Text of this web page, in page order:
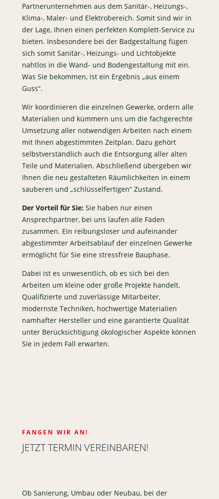
Partnerunternehmen aus dem Sanitär-, Heizungs-,
Klima-, Maler- und Elektrobereich. Somit sind wir in
der Lage, Ihnen einen perfekten Komplett-Service zu
bieten. Insbesondere bei der Badgestaltung fügen
sich somit Sanitär-, Heizungs- und Lichtobjekte
nahtlos in die Wand- und Bodengestaltung mit ein.
Was Sie bekommen, ist ein Ergebnis „aus einem
Guss“.
Wir koordinieren die einzelnen Gewerke, ordern alle
Materialien und kümmern uns um die fachgerechte
Umsetzung aller notwendigen Arbeiten nach einem
mit Ihnen abgestimmten Zeitplan. Dazu gehört
selbstverständlich auch die Entsorgung aller alten
Teile und Materialien. Abschließend übergeben wir
Ihnen die neu gestalteten Räumlichkeiten in einem
sauberen und „schlüsselfertigen“ Zustand.
Der Vorteil für Sie:Sie haben nur einen
Ansprechpartner, bei uns laufen alle Fäden
zusammen. Ein reibungsloser und aufeinander
abgestimmter Arbeitsablauf der einzelnen Gewerke
ermöglicht für Sie eine stressfreie Bauphase.
Dabei ist es unwesentlich, ob es sich bei den
Arbeiten um kleine oder große Projekte handelt.
Qualifizierte und zuverlässige Mitarbeiter,
modernste Techniken, hochwertige Materialien
namhafter Hersteller und eine garantierte Qualität
unter Berücksichtigung ökologischer Aspekte können
Sie in jedem Fall erwarten.
FANGEN WIR AN!
JETZT TERMIN VEREINBAREN!
Ob Sanierung, Umbau oder Neubau, bei der